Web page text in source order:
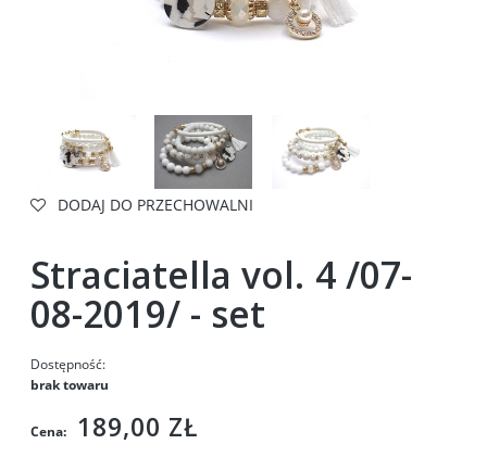
DODAJ DO PRZECHOWALNI
Straciatella vol. 4 /07-
08-2019/ - set
Dostępność:
brak towaru
Cena: 189,00 ZŁ